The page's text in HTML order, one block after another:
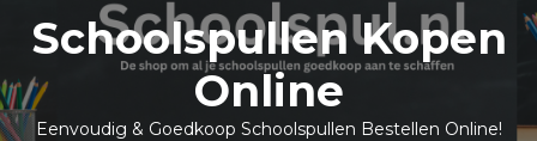
inhoud
Schoolspullen Kopen
Online
Eenvoudig & Goedkoop Schoolspullen Bestellen Online!